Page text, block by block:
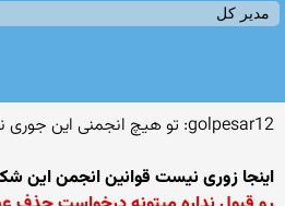
مدیر کل
golpesar12: تو هیچ انجمنی این جوری ندیدیم والا...
اینجا زوری نیست قوانین انجمن این